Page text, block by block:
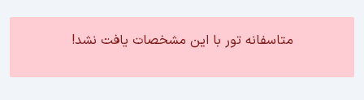
متاسفانه تور با این مشخصات یافت نشد!